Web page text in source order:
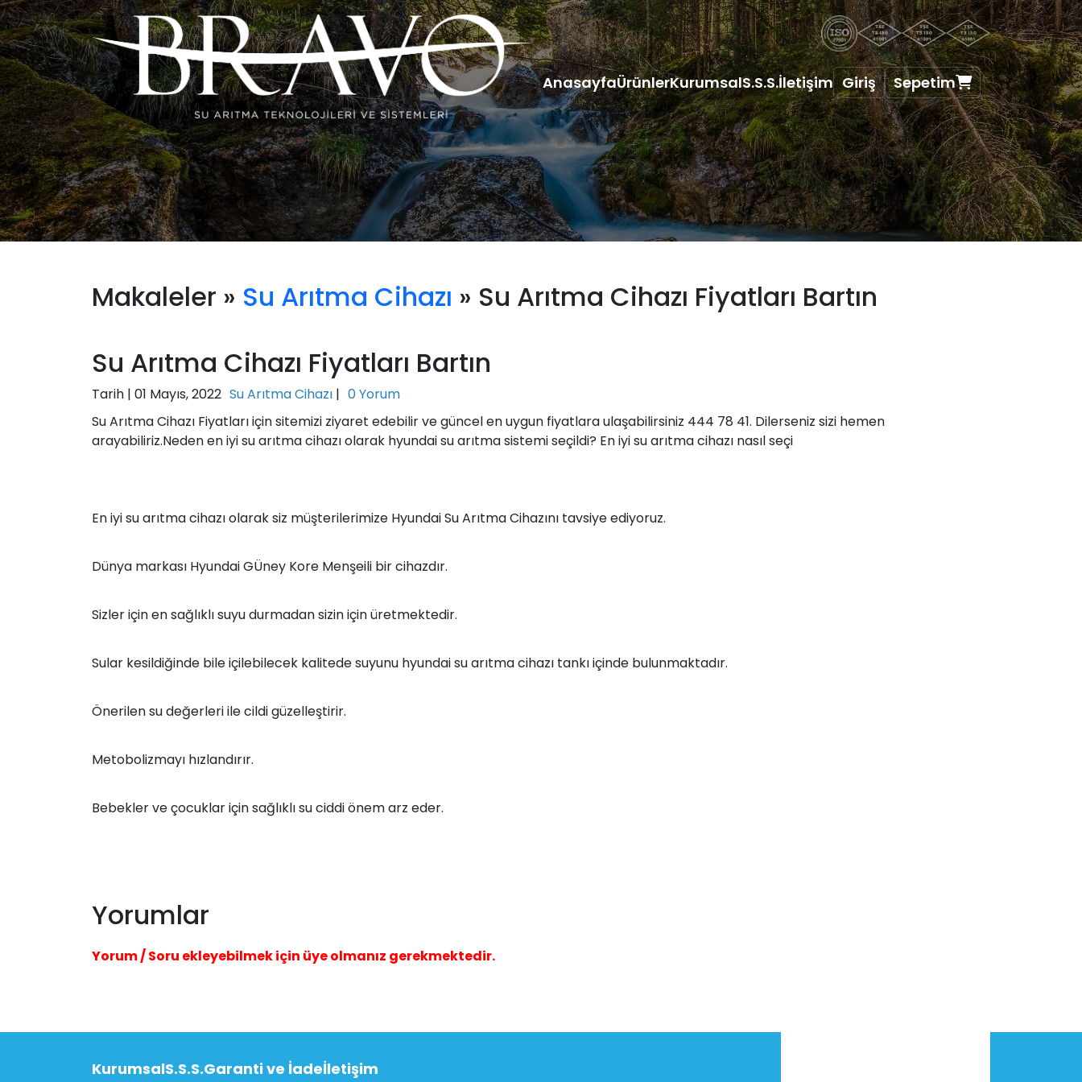
AnasayfaÜrünlerKurumsalS.S.S.İletişim Giriş Sepetim
Makaleler » Su Arıtma Cihazı » Su Arıtma Cihazı Fiyatları Bartın
Su Arıtma Cihazı Fiyatları Bartın
Tarih | 01 Mayıs, 2022 Su Arıtma Cihazı | 0 Yorum
Su Arıtma Cihazı Fiyatları için sitemizi ziyaret edebilir ve güncel en uygun fiyatlara ulaşabilirsiniz 444 78 41. Dilerseniz sizi hemen
arayabiliriz.Neden en iyi su arıtma cihazı olarak hyundai su arıtma sistemi seçildi? En iyi su arıtma cihazı nasıl seçi
En iyi su arıtma cihazı olarak siz müşterilerimize Hyundai Su Arıtma Cihazını tavsiye ediyoruz.
Dünya markası Hyundai GÜney Kore Menşeili bir cihazdır.
Sizler için en sağlıklı suyu durmadan sizin için üretmektedir.
Sular kesildiğinde bile içilebilecek kalitede suyunu hyundai su arıtma cihazı tankı içinde bulunmaktadır.
Önerilen su değerleri ile cildi güzelleştirir.
Metobolizmayı hızlandırır.
Bebekler ve çocuklar için sağlıklı su ciddi önem arz eder.
Yorumlar
Yorum / Soru ekleyebilmek için üye olmanız gerekmektedir.
KurumsalS.S.S.Garanti ve İadeİletişim